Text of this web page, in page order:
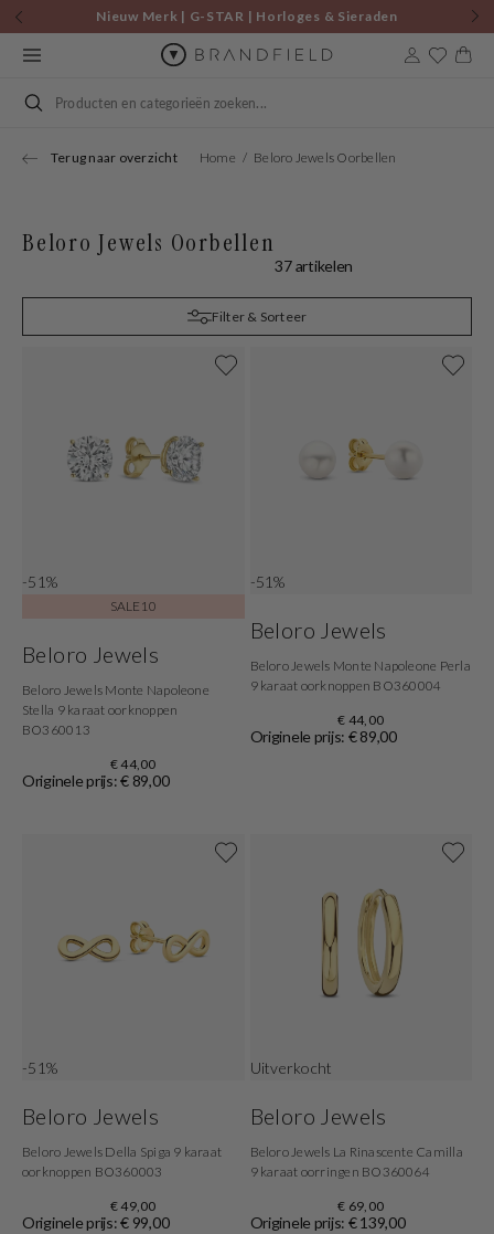
Skip to
content
Nieuw Merk | G-STAR | Horloges & Sieraden
Cart
Search
Terug naar overzicht Home Beloro Jewels Oorbellen
Beloro Jewels Oorbellen
37 artikelen
Filter & Sorteer
-51%
SALE10
Beloro Jewels
Beloro Jewels Monte Napoleone
Stella 9 karaat oorknoppen
BO360013
€ 44,00
Originele prijs: € 89,00
-51%
Beloro Jewels
Beloro Jewels Monte Napoleone Perla
9 karaat oorknoppen BO360004
€ 44,00
Originele prijs: € 89,00
-51%
Beloro Jewels
Beloro Jewels Della Spiga 9 karaat
oorknoppen BO360003
€ 49,00
Originele prijs: € 99,00
Uitverkocht
Beloro Jewels
Beloro Jewels La Rinascente Camilla
9 karaat oorringen BO360064
€ 69,00
Originele prijs: € 139,00